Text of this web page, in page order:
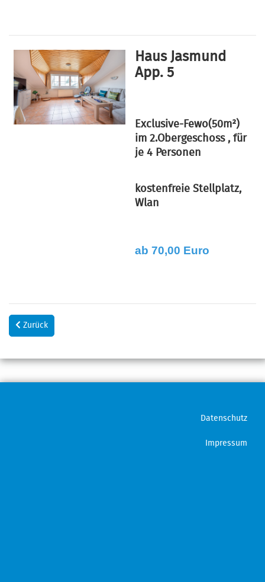
Haus Jasmund
App. 5
Exclusive-Fewo(50m²)
im 2.Obergeschoss , für
je 4 Personen
kostenfreie Stellplatz,
Wlan
ab 70,00 Euro
Vorheriger Beitrag: Herzlich Willkommen
Zurück
Datenschutz
Impressum